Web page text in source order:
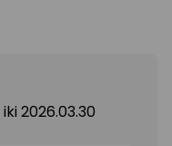
iki 2026.03.30